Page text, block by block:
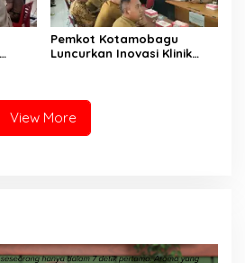
Pemkot Kotamobagu
Luncurkan Inovasi Klinik
View More